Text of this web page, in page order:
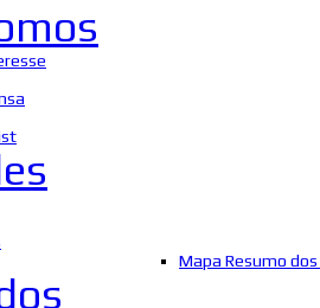
Mapa Resumo dos